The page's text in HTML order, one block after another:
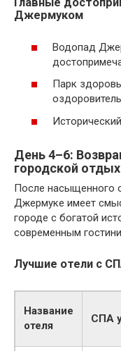
Джермуком
Водопад
Парк
День 4–6:
городской отдых
После насыщенного
Джермуке имеет
городе с богатой
современным
Лучшие отели с
Название
отеля
СПА